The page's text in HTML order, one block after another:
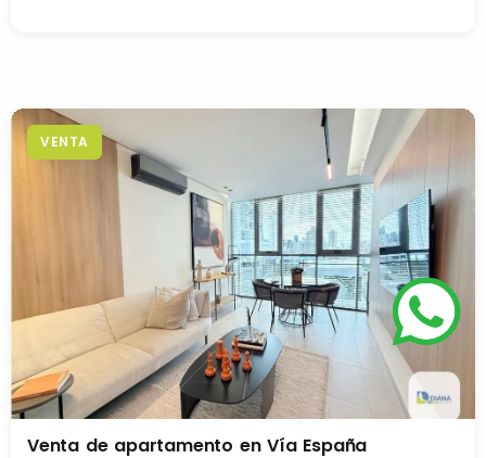
VENTA
Venta de apartamento en Vía España